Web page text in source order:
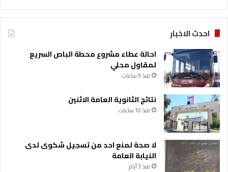
احدث الاخبار
احالة عطاء مشروع محطة الباص السريع
لمقاول محلي
منذ 9 ساعات
نتائج الثانوية العامة الاثنين
منذ 10 ساعات
لا صحة لمنع احد من تسجيل شكوى لدى
النيابة العامة
منذ 3 أيام